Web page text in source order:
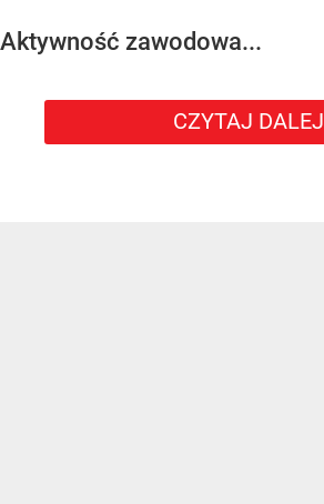
Aktywność zawodowa...
CZYTAJ DALEJ